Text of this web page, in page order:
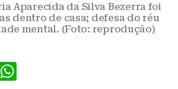
Aparecida da Silva Bezerra foi
dentro de casa; defesa do réu
mental. (Foto: reprodução)